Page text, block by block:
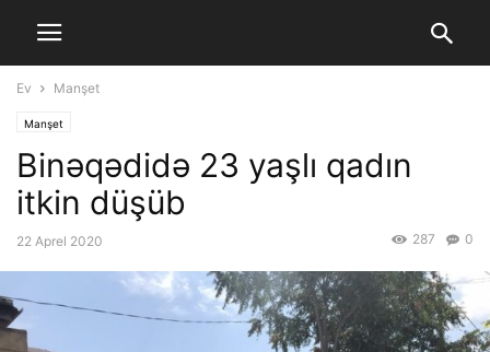
Ev Manşet
Manşet
Binəqədidə 23 yaşlı qadın
itkin düşüb
22 Aprel 2020 0
287